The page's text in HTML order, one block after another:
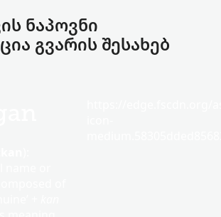
ნაპოვნი
გვარის შესახებ